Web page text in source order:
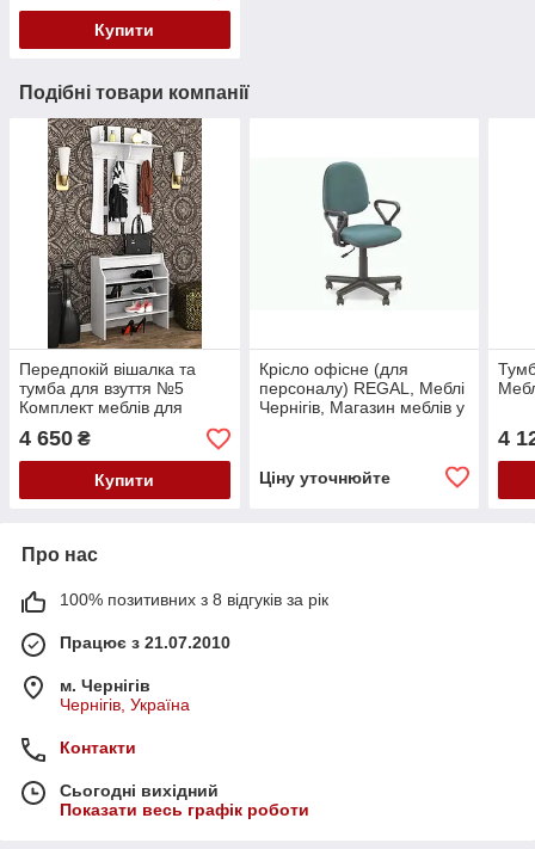
Купити
Подібні товари компанії
Передпокій вішалка та
тумба для взуття №5
Комплект меблів для
взуття 800
4 650 ₴
Купити
Крісло офісне (для
персоналу) REGAL, Меблі
Чернігів, Магазин меблів у
Ціну уточнюйте
4
Про нас
100% позитивних з 8 відгуків за рік
Працює з 21.07.2010
м. Чернігів
Чернігів, Україна
Контакти
Сьогодні вихідний
Показати весь графік роботи